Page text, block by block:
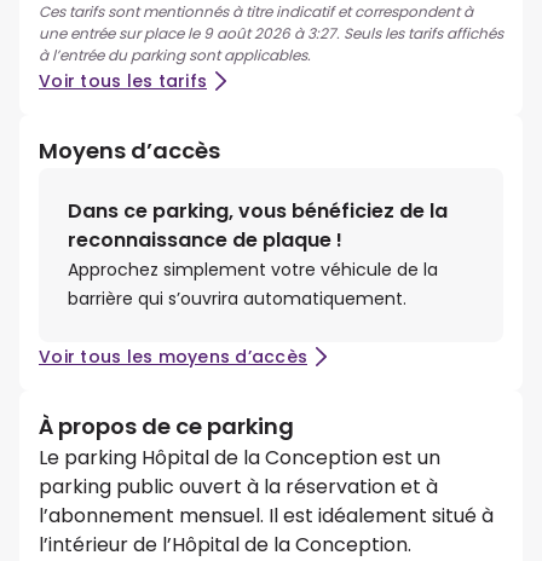
Ces tarifs sont mentionnés à titre indicatif et correspondent à
une entrée sur place le 9 août 2026 à 3:27. Seuls les tarifs affichés
à l’entrée du parking sont applicables.
Voir tous les tarifs
Moyens d’accès
Dans ce parking, vous bénéficiez de la
reconnaissance de plaque !
Approchez simplement votre véhicule de la
barrière qui s’ouvrira automatiquement.
Voir tous les moyens d’accès
À propos de ce parking
Le parking Hôpital de la Conception est un
parking public ouvert à la réservation et à
l’abonnement mensuel. Il est idéalement situé à
l’intérieur de l’Hôpital de la Conception.